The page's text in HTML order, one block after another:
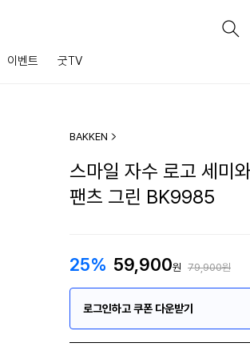
이벤트 굿TV
BAKKEN
스마일 자수 로고 세미
팬츠 그린 BK9985
25% 59,900원 79,900원
로그인하고 쿠폰 다운받기